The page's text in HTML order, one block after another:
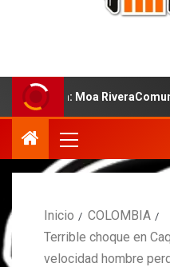
Moa RiveraComunicado
Inicio
COLOMBIA
Terrible choque en
velocidad hombre